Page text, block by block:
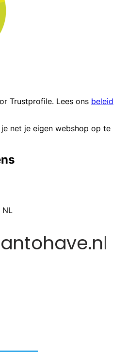
Trustprofile. Lees ons beleid
net je eigen webshop op te
NL